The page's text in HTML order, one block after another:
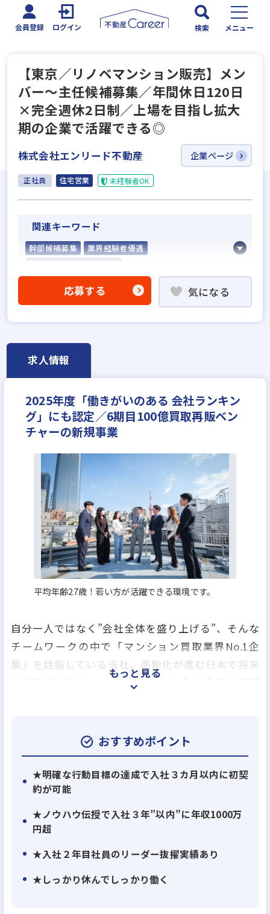
会員登録 ログイン 検索 メニュー
【東京／リノベマンション販売】メン
バー～主任候補募集／年間休日120日
×完全週休2日制／上場を目指し拡大
期の企業で活躍できる◎
株式会社エンリード不動産 企業ページ
正社員 住宅営業 未経験者OK
関連キーワード
幹部候補募集
業界経験者優遇
固定給25万円以上
固定給35万円以上
学歴不問
宅建取引士歓迎
年間休日120日以上
月給50万円
応募する 気になる
求人情報
2025年度「働きがいのある 会社ランキン
グ」にも認定／6期目100億買取再販ベン
チャーの新規事業
平均年齢27歳！若い方が活躍できる環境です。
自分一人ではなく”会社全体を盛り上げる”、そんな
チームワークの中で「マンション買取業界No.1企
業」を目指している当社。高齢化が進む日本で将来
性抜群の「リノベーション」を中心に事業を展開
業界でも注目の成長企業です。
★地道な努力が結果に
未経験入社の社員が多数活躍中の当社。３年目には
年収1000万円超えも珍しくありません。
秘訣は３カ月の手厚い研修とノウハウに基づいた明
の営業活動を結果と収入、自信につなげられる環境
です。
もっと見る
おすすめポイント
★明確な行動目標の達成で入社３カ月以内に初契
約が可能
★ノウハウ伝授で入社３年”以内”に年収1000万
円超
★入社２年目社員のリーダー抜擢実績あり
★しっかり休んでしっかり働く